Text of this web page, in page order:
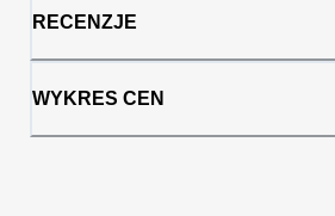
RECENZJE
WYKRES CEN